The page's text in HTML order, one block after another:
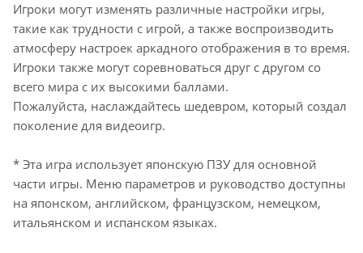
Игроки могут изменять различные настройки игры,
такие как трудности с игрой, а также воспроизводить
атмосферу настроек аркадного отображения в то время.
Игроки также могут соревноваться друг с другом со
всего мира с их высокими баллами.
Пожалуйста, наслаждайтесь шедевром, который создал
поколение для видеоигр.
* Эта игра использует японскую ПЗУ для основной
части игры. Меню параметров и руководство доступны
на японском, английском, французском, немецком,
итальянском и испанском языках.